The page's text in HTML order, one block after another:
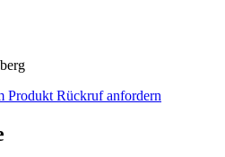
Produkt Rückruf anfordern